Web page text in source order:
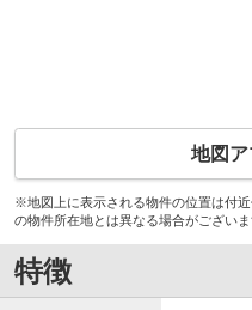
地図ア
※地図上に表示される物件の位置は付
の物件所在地とは異なる場合がございま
特徴